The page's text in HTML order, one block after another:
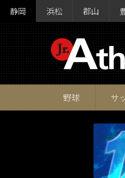
静岡 浜松 郡山
野球 サ